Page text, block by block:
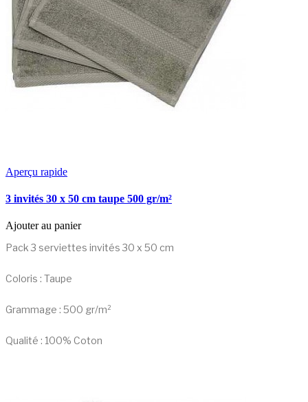
Aperçu rapide
3 invités 30 x 50 cm taupe 500 gr/m²
Ajouter au panier
Pack 3 serviettes invités 30 x 50 cm
Coloris : Taupe
Grammage : 500 gr/m²
Qualité : 100% Coton